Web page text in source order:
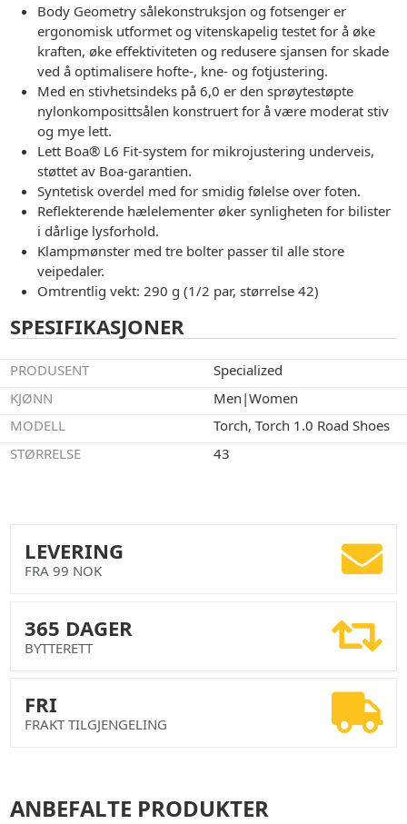
Body Geometry sålekonstruksjon og fotsenger er
ergonomisk utformet og vitenskapelig testet for å øke
kraften, øke effektiviteten og redusere sjansen for skade
ved å optimalisere hofte-, kne- og fotjustering.
Med en stivhetsindeks på 6,0 er den sprøytestøpte
nylonkomposittsålen konstruert for å være moderat stiv
og mye lett.
Lett Boa® L6 Fit-system for mikrojustering underveis,
støttet av Boa-garantien.
Syntetisk overdel med for smidig følelse over foten.
Reflekterende hælelementer øker synligheten for bilister
i dårlige lysforhold.
Klampmønster med tre bolter passer til alle store
veipedaler.
Omtrentlig vekt: 290 g (1/2 par, størrelse 42)
SPESIFIKASJONER
PRODUSENT
Specialized
KJØNN
Men|Women
MODELL
Torch, Torch 1.0 Road Shoes
STØRRELSE
43
LEVERING
FRA 99 NOK
365 DAGER
BYTTERETT
FRI
FRAKT TILGJENGELING
ANBEFALTE PRODUKTER